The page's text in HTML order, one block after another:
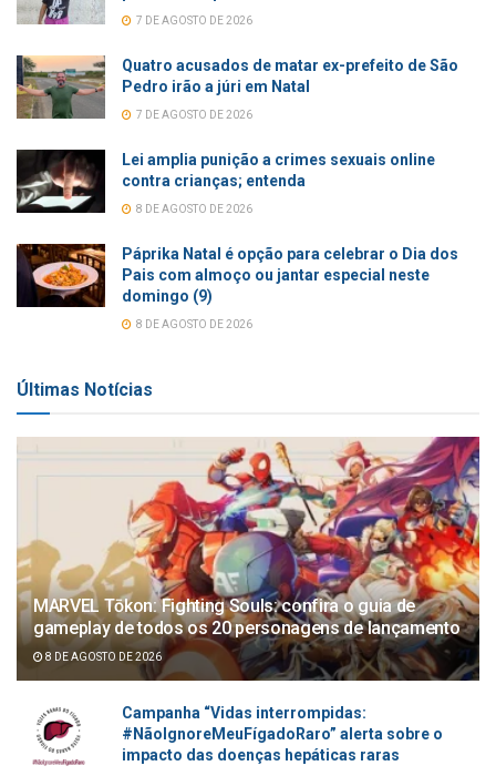
7 DE AGOSTO DE 2026
Quatro acusados de matar ex-prefeito de São
Pedro irão a júri em Natal
7 DE AGOSTO DE 2026
Lei amplia punição a crimes sexuais online
contra crianças; entenda
8 DE AGOSTO DE 2026
Páprika Natal é opção para celebrar o Dia dos
Pais com almoço ou jantar especial neste
domingo (9)
8 DE AGOSTO DE 2026
Últimas Notícias
MARVEL Tōkon: Fighting Souls: confira o guia de
gameplay de todos os 20 personagens de lançamento
8 DE AGOSTO DE 2026
Campanha “Vidas interrompidas:
#NãoIgnoreMeuFígadoRaro” alerta sobre o
impacto das doenças hepáticas raras